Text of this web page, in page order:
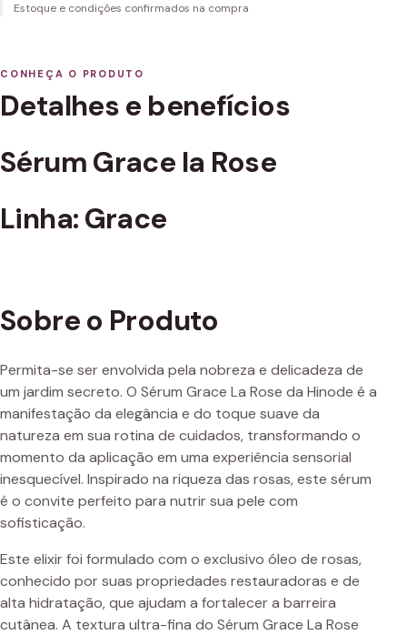
Estoque e condições confirmados na compra
CONHEÇA O PRODUTO
Detalhes e benefícios
Sérum Grace la Rose
Linha: Grace
Sobre o Produto
Permita-se ser envolvida pela nobreza e delicadeza de
um jardim secreto. O Sérum Grace La Rose da Hinode é a
manifestação da elegância e do toque suave da
natureza em sua rotina de cuidados, transformando o
momento da aplicação em uma experiência sensorial
inesquecível. Inspirado na riqueza das rosas, este sérum
é o convite perfeito para nutrir sua pele com
sofisticação.
Este elixir foi formulado com o exclusivo óleo de rosas,
conhecido por suas propriedades restauradoras e de
alta hidratação, que ajudam a fortalecer a barreira
cutânea. A textura ultra-fina do Sérum Grace La Rose